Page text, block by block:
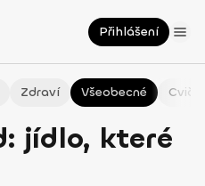
Přihlášení
Zdraví Všeobecné
jídlo, které